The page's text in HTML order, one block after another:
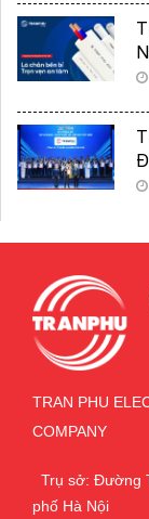
TRAN PHU
COMPANY
Trụ sở: Đường
phố Hà Nội